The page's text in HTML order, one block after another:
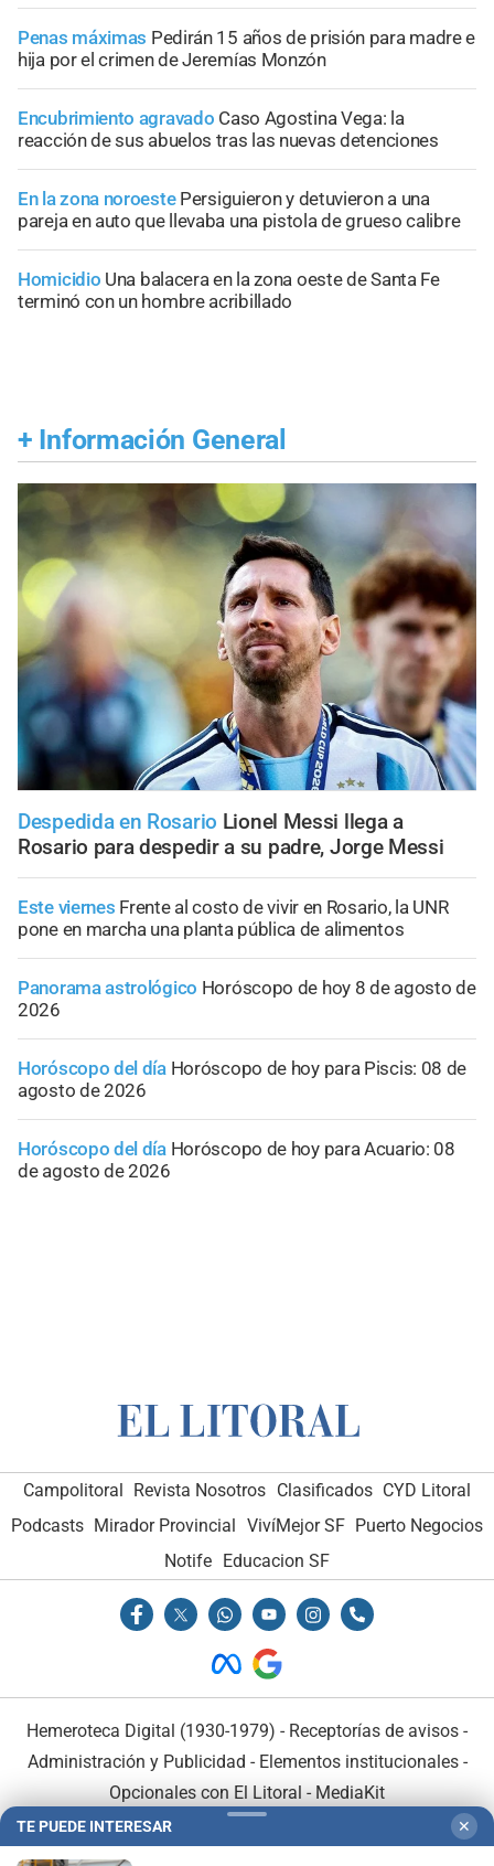
Penas máximas Pedirán 15 años de prisión para madre e
hija por el crimen de Jeremías Monzón
Encubrimiento agravado Caso Agostina Vega: la
reacción de sus abuelos tras las nuevas detenciones
En la zona noroeste Persiguieron y detuvieron a una
pareja en auto que llevaba una pistola de grueso calibre
Homicidio Una balacera en la zona oeste de Santa Fe
terminó con un hombre acribillado
+ Información General
Despedida en Rosario Lionel Messi llega a
Rosario para despedir a su padre, Jorge Messi
Este viernes Frente al costo de vivir en Rosario, la UNR
pone en marcha una planta pública de alimentos
Panorama astrológico Horóscopo de hoy 8 de agosto de
2026
Horóscopo del día Horóscopo de hoy para Piscis: 08 de
agosto de 2026
Horóscopo del día Horóscopo de hoy para Acuario: 08
de agosto de 2026
Campolitoral Revista Nosotros Clasificados CYD Litoral
Podcasts Mirador Provincial VivíMejor SF Puerto Negocios
Notife Educacion SF
Hemeroteca Digital (1930-1979) - Receptorías de avisos -
Administración y Publicidad - Elementos institucionales-
Opcionales con El Litoral - MediaKit
TE PUEDE INTERESAR ✕